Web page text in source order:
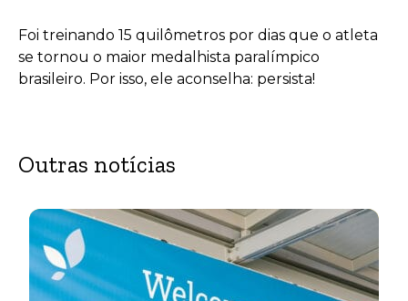
Foi treinando 15 quilômetros por dias que o atleta
se tornou o maior medalhista paralímpico
brasileiro. Por isso, ele aconselha: persista!
Outras notícias